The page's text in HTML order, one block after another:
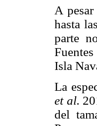
A
hasta
parte
Isla
La
et al.
del